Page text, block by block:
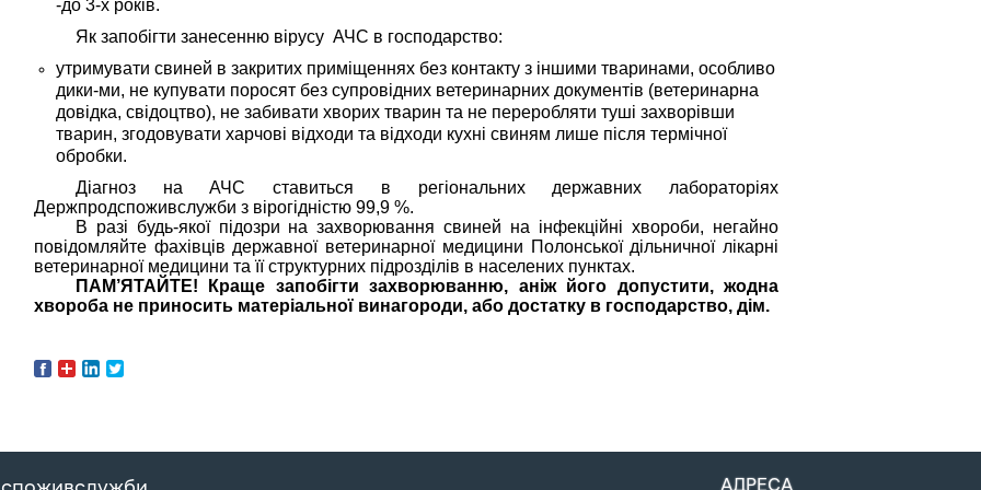
-до 3-х років.
Як запобігти занесенню вірусу АЧС в господарство:
утримувати свиней в закритих приміщеннях без контакту з іншими тваринами, особливо
дики-ми, не купувати поросят без супровідних ветеринарних документів (ветеринарна
довідка, свідоцтво), не забивати хворих тварин та не переробляти туші захворівши
тварин, згодовувати харчові відходи та відходи кухні свиням лише після термічної
обробки.
Діагноз на АЧС ставиться в регіональних державних лабораторіях
Держпродспоживслужби з вірогідністю 99,9 %.
В разі будь-якої підозри на захворювання свиней на інфекційні хвороби, негайно
повідомляйте фахівців державної ветеринарної медицини Полонської дільничної лікарні
ветеринарної медицини та її структурних підрозділів в населених пунктах.
ПАМ’ЯТАЙТЕ!
Краще запобігти захворюванню, аніж його допустити, жодна
хвороба не приносить матеріальної винагороди, або достатку в господарство, дім.
АДРЕСА